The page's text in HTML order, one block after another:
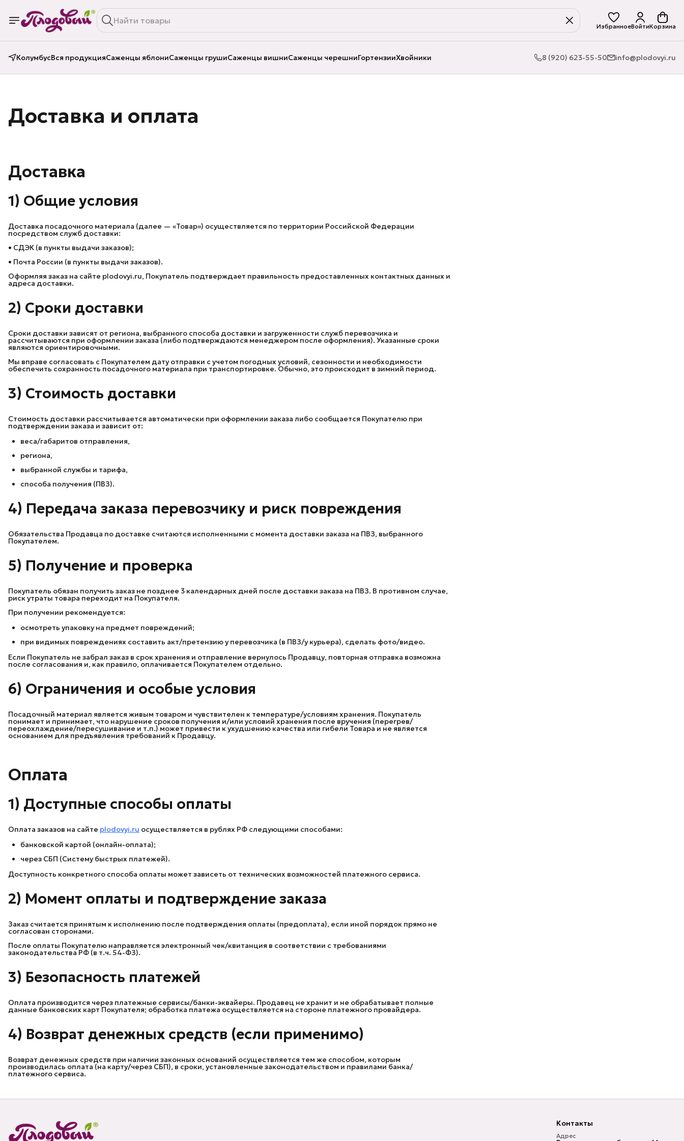
ИзбранноеВойтиКорзина
КолумбусВся продукцияСаженцы яблониСаженцы грушиСаженцы вишниСаженцы черешниГортензииХвойники 8 (920) 623-55-50 info@plodovyi.ru
Доставка и оплата
Доставка
1) Общие условия
Доставка посадочного материала (далее — «Товар») осуществляется по территории Российской Федерации
посредством служб доставки:
• СДЭК (в пункты выдачи заказов);
• Почта России (в пункты выдачи заказов).
Оформляя заказ на сайте plodovyi.ru, Покупатель подтверждает правильность предоставленных контактных данных и
адреса доставки.
2) Сроки доставки
Сроки доставки зависят от региона, выбранного способа доставки и загруженности служб перевозчика и
рассчитываются при оформлении заказа (либо подтверждаются менеджером после оформления). Указанные сроки
являются ориентировочными.
Мы вправе согласовать с Покупателем дату отправки с учетом погодных условий, сезонности и необходимости
обеспечить сохранность посадочного материала при транспортировке. Обычно, это происходит в зимний период.
3) Стоимость доставки
Стоимость доставки рассчитывается автоматически при оформлении заказа либо сообщается Покупателю при
подтверждении заказа и зависит от:
веса/габаритов отправления,
региона,
выбранной службы и тарифа,
способа получения (ПВЗ).
4) Передача заказа перевозчику и риск повреждения
Обязательства Продавца по доставке считаются исполненными с момента доставки заказа на ПВЗ, выбранного
Покупателем.
5) Получение и проверка
Покупатель обязан получить заказ не позднее 3 календарных дней после доставки заказа на ПВЗ. В противном случае,
риск утраты товара переходит на Покупателя.
При получении рекомендуется:
осмотреть упаковку на предмет повреждений;
при видимых повреждениях составить акт/претензию у перевозчика (в ПВЗ/у курьера), сделать фото/видео.
Если Покупатель не забрал заказ в срок хранения и отправление вернулось Продавцу, повторная отправка возможна
после согласования и, как правило, оплачивается Покупателем отдельно.
6) Ограничения и особые условия
Посадочный материал является живым товаром и чувствителен к температуре/условиям хранения. Покупатель
понимает и принимает, что нарушение сроков получения и/или условий хранения после вручения (перегрев/
переохлаждение/пересушивание и т.п.) может привести к ухудшению качества или гибели Товара и не является
основанием для предъявления требований к Продавцу.
Оплата
1) Доступные способы оплаты
Оплата заказов на сайте plodovyi.ru осуществляется в рублях РФ следующими способами:
банковской картой (онлайн-оплата);
через СБП (Систему быстрых платежей).
Доступность конкретного способа оплаты может зависеть от технических возможностей платежного сервиса.
2) Момент оплаты и подтверждение заказа
Заказ считается принятым к исполнению после подтверждения оплаты (предоплата), если иной порядок прямо не
согласован сторонами.
После оплаты Покупателю направляется электронный чек/квитанция в соответствии с требованиями
законодательства РФ (в т.ч. 54-ФЗ).
3) Безопасность платежей
Оплата производится через платежные сервисы/банки-эквайеры. Продавец не хранит и не обрабатывает полные
данные банковских карт Покупателя; обработка платежа осуществляется на стороне платежного провайдера.
4) Возврат денежных средств (если применимо)
Возврат денежных средств при наличии законных оснований осуществляется тем же способом, которым
производилась оплата (на карту/через СБП), в сроки, установленные законодательством и правилами банка/
платежного сервиса.
Контакты
Адрес